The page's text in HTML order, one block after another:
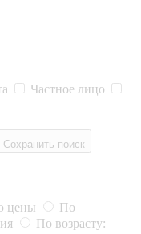
Частное лицо
Сохранить поиск
цены
По
По возрасту: